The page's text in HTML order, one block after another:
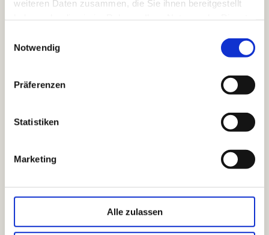
weiteren Daten zusammen, die Sie ihnen bereitgestellt
Notwendig
Präferenzen
Statistiken
Marketing
Alle zulassen
So findet ihr zu uns: